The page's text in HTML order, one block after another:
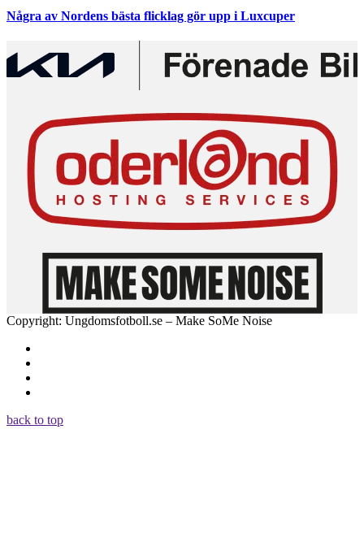
Några av Nordens bästa flicklag gör upp i Luxcuper
Copyright: Ungdomsfotboll.se – Make SoMe Noise
back to top